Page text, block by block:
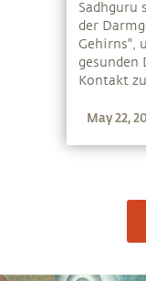
Sadhguru
der
Gehirns",
gesunden
Kontakt
May 22,